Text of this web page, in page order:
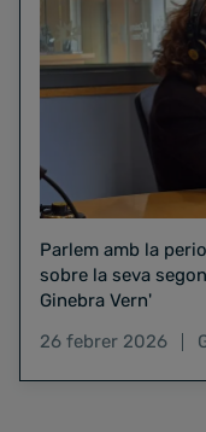
Parlem amb la
sobre la seva
Ginebra Vern'
26 febrer 2026